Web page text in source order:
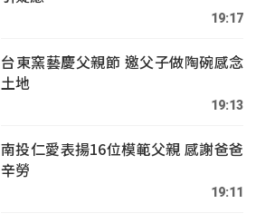
19:17
台東窯藝慶父親節 邀父子做陶碗感念
土地
19:13
南投仁愛表揚16位模範父親 感謝爸爸
辛勞
19:11